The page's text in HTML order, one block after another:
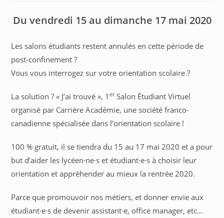
Du vendredi 15 au dimanche 17 mai 2020
Les salons étudiants restent annulés en cette période de
post-confinement ?
Vous vous interrogez sur votre orientation scolaire ?
La solution ? « J’ai trouvé », 1erSalon Étudiant Virtuel
organisé par Carrière Académie, une société franco-
canadienne spécialisée dans l’orientation scolaire !
100 % gratuit, il se tiendra du 15 au 17 mai 2020 et a pour
but d’aider les lycéen·ne·s et étudiant·e·s à choisir leur
orientation et appréhender au mieux la rentrée 2020.
Parce que promouvoir nos métiers, et donner envie aux
étudiant·e·s de devenir assistant·e, office manager, etc…